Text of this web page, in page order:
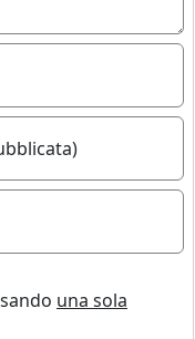
una sola